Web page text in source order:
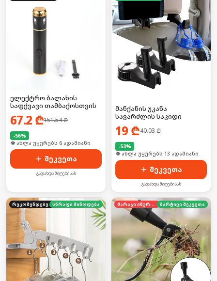
ელექტრო ბალახის
საფქვავი თამბაქოსთვის
67.2 ₾151.54₾
-56%
🛒 ბოლო 24სთ-ში იყიდა 9-მა
შეკვეთა
გადახდა მიღებისას
მანქანის უკანა
სავარძლის საკიდი
19 ₾40.03₾
-53%
🛒 ბოლო 24სთ-ში იყიდა 16-მა
შეკვეთა
გადახდა მიღებისას
რეკომენდებულისწრაფი მიწოდება მარტივი შეკვეთა